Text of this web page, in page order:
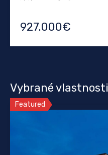
927.000€
Vybrané vlastnosti
Featured